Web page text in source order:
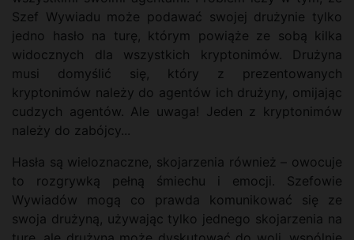
Szef Wywiadu może podawać swojej drużynie tylko
jedno hasło na turę, którym powiąże ze sobą kilka
widocznych dla wszystkich kryptonimów. Drużyna
musi domyślić się, który z prezentowanych
kryptonimów należy do agentów ich drużyny, omijając
cudzych agentów. Ale uwaga! Jeden z kryptonimów
należy do zabójcy...
Hasła są wieloznaczne, skojarzenia również – owocuje
to rozgrywką pełną śmiechu i emocji. Szefowie
Wywiadów mogą co prawda komunikować się ze
swoja drużyną, używając tylko jednego skojarzenia na